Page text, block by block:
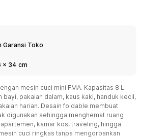
Garansi Toko
x 34 cm
mesin cuci mini FMA. Kapasitas 8 L
bayi, pakaian dalam, kaus kaki, handuk kecil,
harian. Desain foldable membuat
digunakan sehingga menghemat ruang
kamar kos, traveling, hingga
cuci ringkas tanpa mengorbankan